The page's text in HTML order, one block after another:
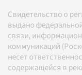
Свидетельство о
выдано
связи,
коммуникаций
несет
содержащейся в